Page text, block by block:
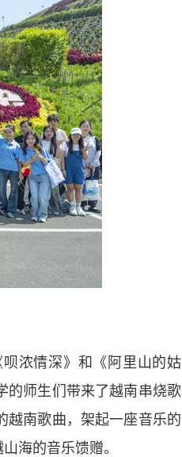
浓情深》和《阿里山的姑
的师生们带来了越南串烧歌
越南歌曲，架起一座音乐的
海的音乐馈赠。